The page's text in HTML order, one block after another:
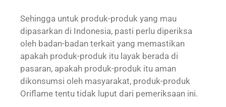
Sehingga untuk produk-produk yang mau
dipasarkan di Indonesia, pasti perlu diperiksa
oleh badan-badan terkait yang memastikan
apakah produk-produk itu layak berada di
pasaran, apakah produk-produk itu aman
dikonsumsi oleh masyarakat, produk-produk
Oriflame tentu tidak luput dari pemeriksaan ini.